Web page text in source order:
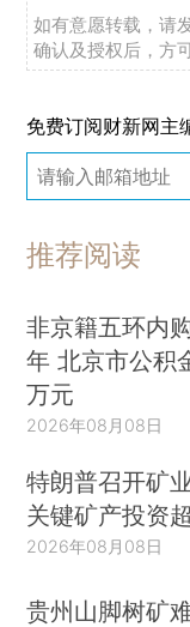
如有意愿转载，请
确认及授权后，方
免费订阅财新网主
推荐阅读
非京籍五环内
年 北京市公积
万元
2026年08月08日
特朗普召开矿
关键矿产投资
2026年08月08日
贵州山脚树矿